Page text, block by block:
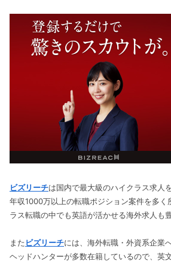
ビズリーチは国内で最大級のハイクラス求人
年収1000万以上の転職ポジション案件を多く
ラス転職の中でも英語が活かせる海外求人も
またビズリーチには、海外転職・外資系企業
ヘッドハンターが多数在籍しているので、英